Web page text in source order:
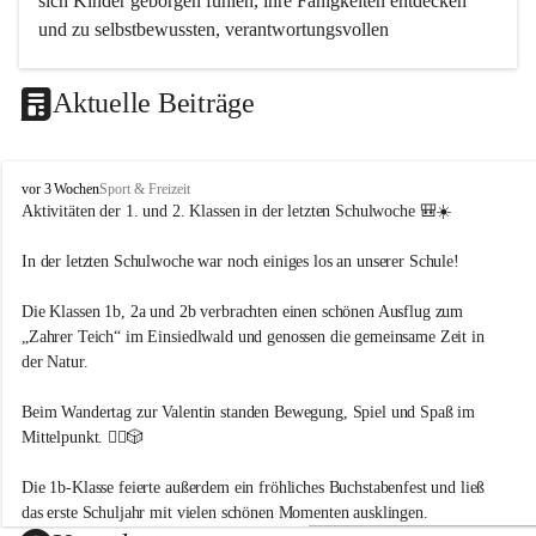
und zu selbstbewussten, verantwortungsvollen
Schülerinnen und Schüler mit Respekt, Wertschätzung und
Freude am gemeinsamen Lernen.
Umweltbewusstsein – Verantwortung für unsere Zukunft
Handeln.
Die Kinder lernen, ihre Umwelt bewusst wahrzunehmen, zu
schützen und Verantwortung für Natur und Mitmenschen zu
übernehmen. Durch Projekte, Naturerfahrungen und einen
Verständnis für ökologische Zusammenhänge und
nachhaltige Lebensweisen.
Sport – Bewegung als Grundlage des Lernens
Aktuelle Beiträge
V
S
ö
c
h
a
h
-
M
u
t
vor 3 WochenSport & Freizeit
Aktivitäten der 1. und 2. Klassen in der letzten Schulwoche 🎒☀️
In der letzten Schulwoche war noch einiges los an unserer Schule!
Die Klassen 1b, 2a und 2b verbrachten einen schönen Ausflug zum
„Zahrer Teich“ im Einsiedlwald und genossen die gemeinsame Zeit in
der Natur.
Beim Wandertag zur Valentin standen Bewegung, Spiel und Spaß im
Mittelpunkt. 🚶‍♀️🎲
Die 1b-Klasse feierte außerdem ein fröhliches Buchstabenfest und ließ
das erste Schuljahr mit vielen schönen Momenten ausklingen.